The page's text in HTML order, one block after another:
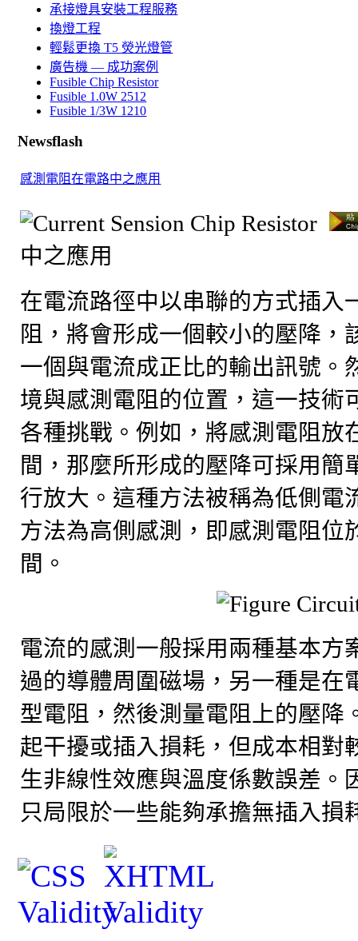
承接燈具安裝工程服務
換燈工程
輕鬆更換 T5 熒光燈管
廣告機 — 成功案例
Fusible Chip Resistor
Fusible 1.0W 2512
Fusible 1/3W 1210
Newsflash
感測電阻在電路中之應用
中之應用
在電流路徑中以串聯的方式插入
阻，將會形成一個較小的壓降，
一個與電流成正比的輸出訊號。
境與感測電阻的位置，這一技術
各種挑戰。例如，將感測電阻放
間，那麼所形成的壓降可採用簡
行放大。這種方法被稱為低側電
方法為高側感測，即感測電阻位
間。
電流的感測一般採用兩種基本方
過的導體周圍磁場，另一種是在
型電阻，然後測量電阻上的壓降
起干擾或插入損耗，但成本相對
生非線性效應與溫度係數誤差。
只局限於一些能夠承擔無插入